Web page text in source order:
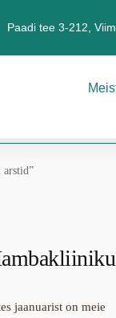
Paadi tee 3-212,
arstid”
jaanuarist on meie